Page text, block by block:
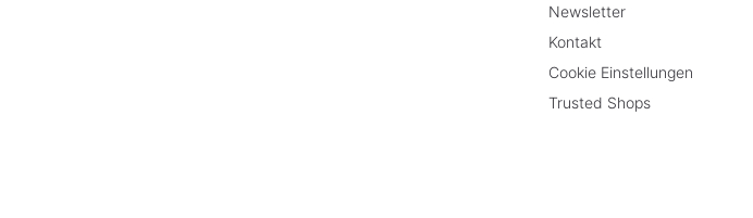
Newsletter
Kontakt
Cookie Einstellungen
Trusted Shops